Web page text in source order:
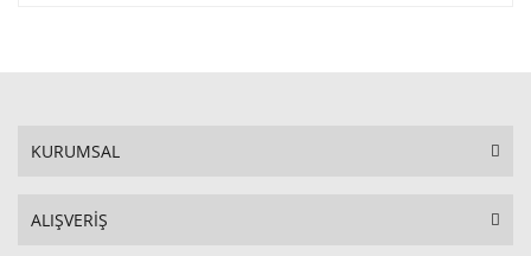
KURUMSAL
ALIŞVERİŞ